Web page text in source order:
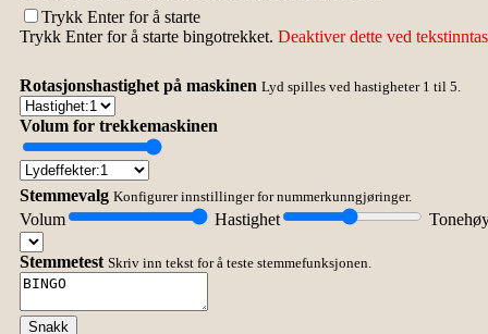
Trykk Enter for å starte
Trykk Enter for å starte bingotrekket. Deaktiver dette ved
Rotasjonshastighet på maskinen Lyd spilles ved hastigheter 1 til 5.
Volum for trekkemaskinen
Stemmevalg Konfigurer innstillinger for nummerkunngjøringer.
Volum Hastighet
Stemmetest Skriv inn tekst for å teste stemmefunksjonen.
Snakk